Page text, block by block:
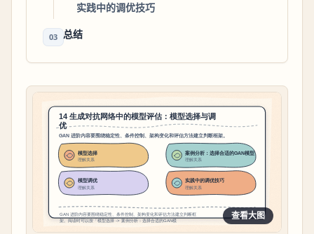
实践中的调优技巧
03 总结
查看大图